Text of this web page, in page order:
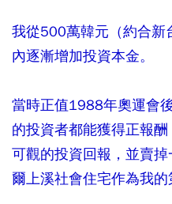
我從500萬韓元（約合新
內逐漸增加投資本金。
當時正值1988年奧運會
的投資者都能獲得正報
可觀的投資回報，並賣
爾上溪社會住宅作為我的